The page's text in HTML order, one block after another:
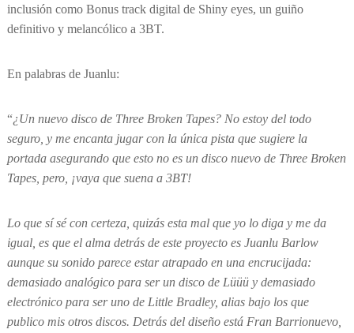
inclusión como Bonus track digital de Shiny eyes, un guiño
definitivo y melancólico a 3BT.
En palabras de Juanlu:
“¿Un nuevo disco de Three Broken Tapes? No estoy del todo
seguro, y me encanta jugar con la única pista que sugiere la
portada asegurando que esto no es un disco nuevo de Three Broken
Tapes, pero, ¡vaya que suena a 3BT!
Lo que sí sé con certeza, quizás esta mal que yo lo diga y me da
igual, es que el alma detrás de este proyecto es Juanlu Barlow
aunque su sonido parece estar atrapado en una encrucijada:
demasiado analógico para ser un disco de Lüüü y demasiado
electrónico para ser uno de Little Bradley, alias bajo los que
publico mis otros discos. Detrás del diseño está Fran Barrionuevo,